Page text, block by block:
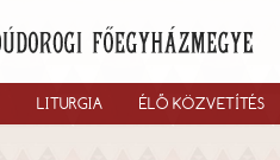
LITURGIA ÉLŐ KÖZVETÍTÉS